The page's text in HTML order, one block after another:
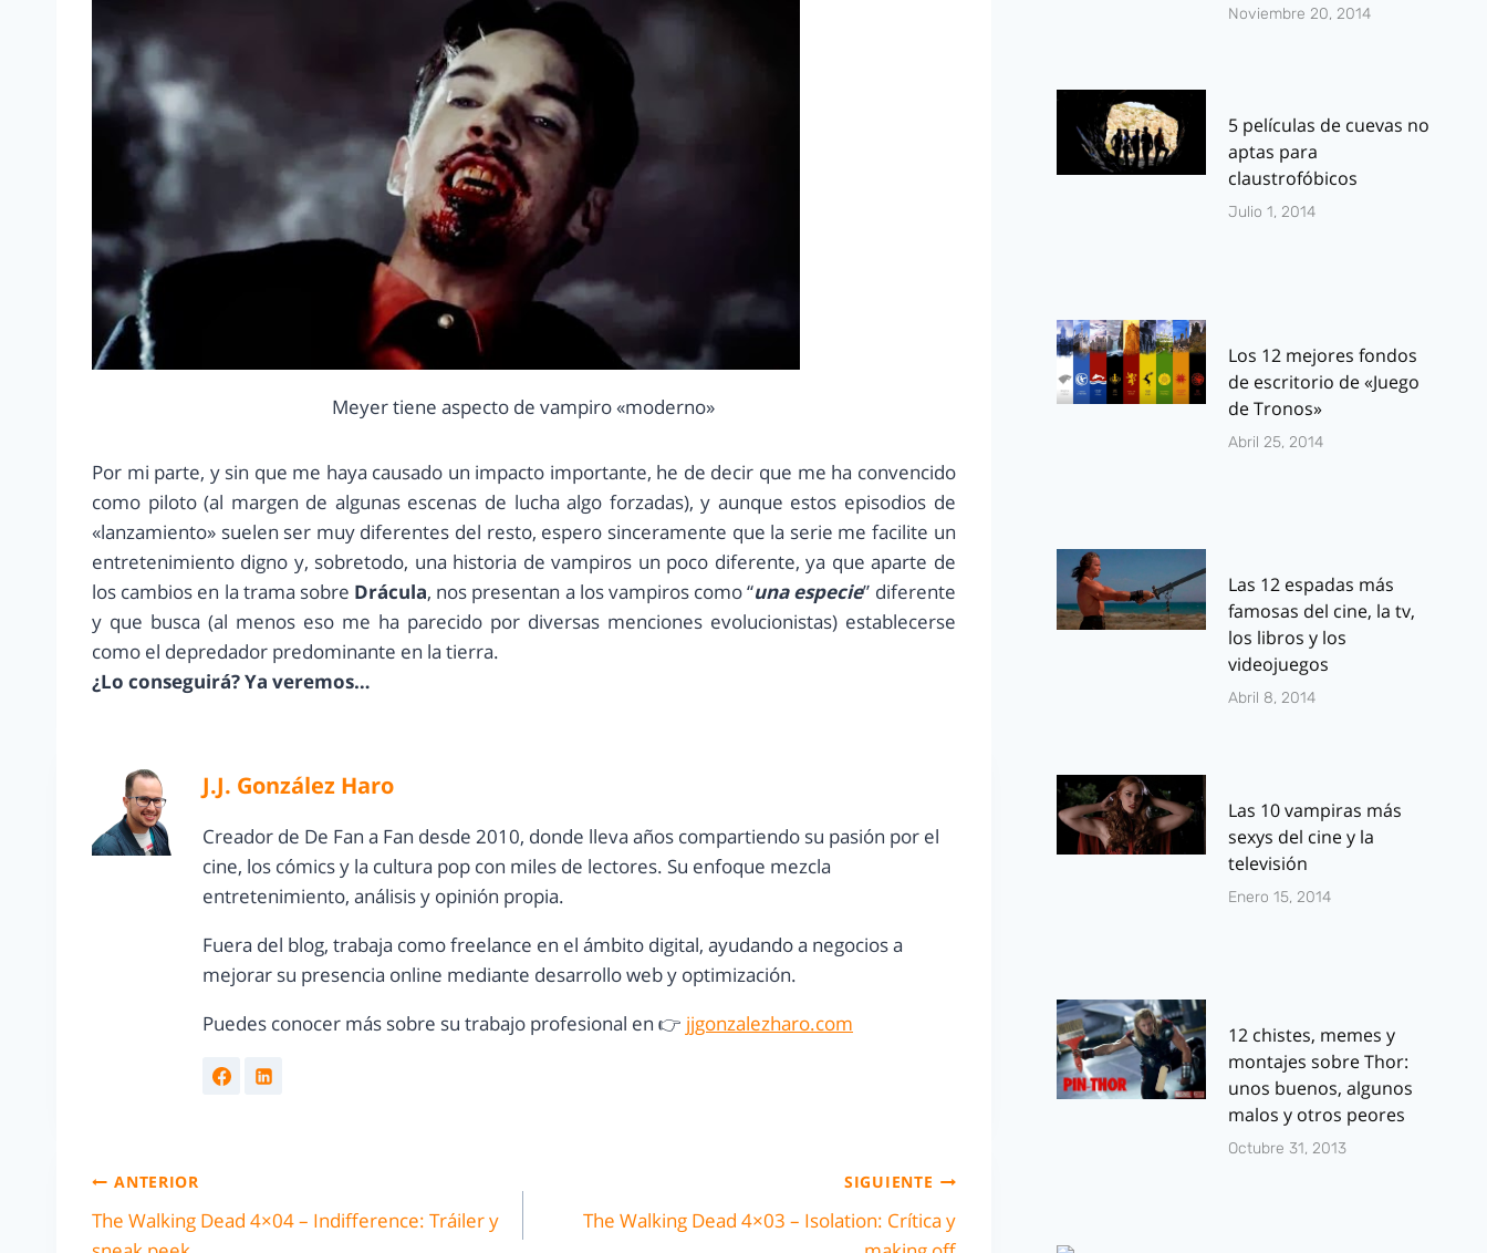
Meyer tiene aspecto de vampiro «moderno»
Por mi parte, y sin que me haya causado un impacto importante, he de decir que me ha convencido
como piloto (al margen de algunas escenas de lucha algo forzadas), y aunque estos episodios de
«lanzamiento» suelen ser muy diferentes del resto, espero sinceramente que la serie me facilite un
entretenimiento digno y, sobretodo, una historia de vampiros un poco diferente, ya que aparte de
los cambios en la trama sobre Drácula, nos presentan a los vampiros como “una especie” diferente
y que busca (al menos eso me ha parecido por diversas menciones evolucionistas) establecerse
como el depredador predominante en la tierra.
¿Lo conseguirá? Ya veremos…
J.J. González Haro
Creador de De Fan a Fan desde 2010, donde lleva años compartiendo su pasión por el
cine, los cómics y la cultura pop con miles de lectores. Su enfoque mezcla
entretenimiento, análisis y opinión propia.
Fuera del blog, trabaja como freelance en el ámbito digital, ayudando a negocios a
mejorar su presencia online mediante desarrollo web y optimización.
Puedes conocer más sobre su trabajo profesional en 👉 jjgonzalezharo.com
ANTERIOR
The Walking Dead 4×04 – Indifference: Tráiler y
SIGUIENTE
The Walking Dead 4×03 – Isolation: Crítica y
Noviembre 20, 2014
5 películas de cuevas no
aptas para
claustrofóbicos
Julio 1, 2014
Los 12 mejores fondos
de escritorio de «Juego
de Tronos»
Abril 25, 2014
Las 12 espadas más
famosas del cine, la tv,
los libros y los
videojuegos
Abril 8, 2014
Las 10 vampiras más
sexys del cine y la
televisión
Enero 15, 2014
12 chistes, memes y
montajes sobre Thor:
unos buenos, algunos
malos y otros peores
Octubre 31, 2013